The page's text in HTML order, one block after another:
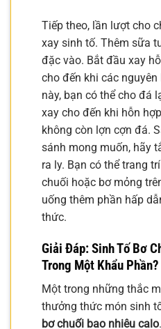
Tiếp theo, lần lượt cho
xay sinh tố. Thêm sữa
đặc vào. Bắt đầu xay
cho đến khi các
này, bạn có thể cho đá
xay cho đến khi hỗn
không còn lợn cợn đá.
sánh mong muốn, hãy
ra ly. Bạn có thể trang
chuối hoặc bơ mỏng
uống thêm phần hấp
thức.
Giải Đáp: Sinh Tố Bơ
Trong Một Khẩu Phần?
Một trong những thắc
thưởng thức món sinh
bơ chuối bao nhiêu calo